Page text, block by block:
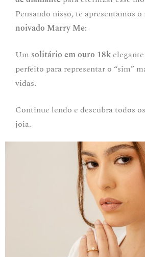
Pensando nisso, te apresentamos o
noivado Marry Me:
Um solitário em ouro 18k
perfeito para representar o “sim”
vidas.
Continue lendo e descubra todos
joia.